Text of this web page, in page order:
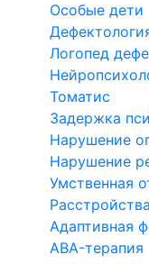
Особые дети
Логопед
Томатис
Задержка
Нарушение
Нарушение
Умственная
Адаптивная
ABA-терапия